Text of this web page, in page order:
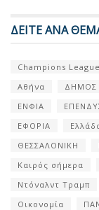
ΔΕΙΤΕ ΑΝΑ
Champions League
Αθήνα
ΔΗΜΟΣ
ΕΝΦΙΑ
ΕΦΟΡΙΑ
ΘΕΣΣΑΛΟΝΙΚΗ
Καιρός σήμερα
Ντόναλντ Τραμπ
Οικονομία